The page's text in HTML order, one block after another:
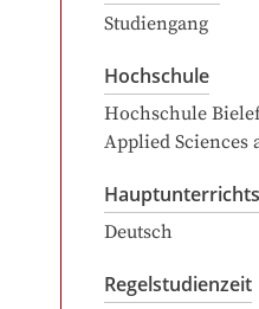
Studiengang
Hochschule
Hochschule
Applied Sciences
Deutsch
Regelstudienzeit